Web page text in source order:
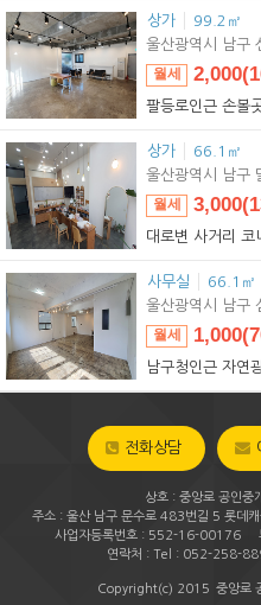
상가 99.2㎡
팔등로인근 손볼
월세
임대
울산광역시 남구
상가 66.1㎡
월세
임대
울산광역시 남구
사무실 66.1㎡
남구청인근 자연
월세
임대
울산광역시 남구
전화상담
상호 : 중앙로 공인중
주소 : 울산 남구 문수로 483번길 5 롯데
사업자등록번호 : 552-16-00176
연락처 : Tel : 052-258-
Copyright(c) 2015 중앙로